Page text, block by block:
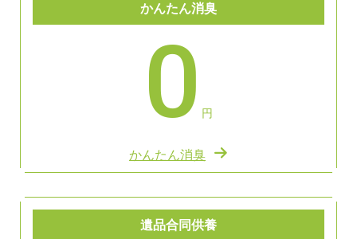
かんたん消臭
0 円
かんたん消臭
遺品合同供養